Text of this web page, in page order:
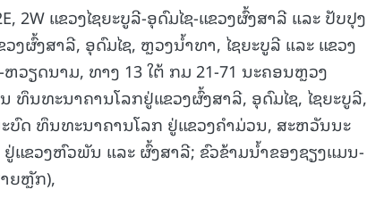
2W ແຂວງໄຊຍະບູລີ-ອຸດົມໄຊ-ແຂວງຜົ້ງສາລີ ແລະ ປັບປຸງ
ຜົ້ງສາລີ, ອຸດົມໄຊ, ຫຼວງນໍ້າທາ, ໄຊຍະບູລີ ແລະ ແຂວງ
ວຽດນາມ, ທາງ 13 ໃຕ້ ກມ 21-71 ນະຄອນຫຼວງ
ທຶນທະນາຄານໂລກຢູ່ແຂວງຜົ້ງສາລີ, ອຸດົມໄຊ, ໄຊຍະບູລີ,
ບົດ ທຶນທະນາຄານໂລກ ຢູ່ແຂວງຄຳມ່ວນ, ສະຫວັນນະ
ຢູ່ແຂວງຫົວພັນ ແລະ ຜົ້ງສາລີ; ຂົວຂ້າມນໍ້າຂອງຊຽງແມນ-
ຍຫຼັກ),